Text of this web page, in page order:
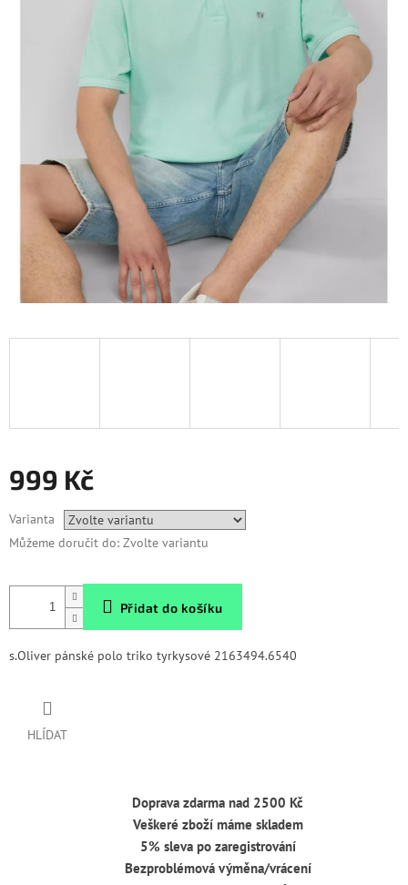
999 Kč
cena:
Varianta
Můžeme doručit do: Zvolte variantu
Přidat do košíku
s.Oliver pánské polo triko tyrkysové 2163494.6540
HLÍDAT
Doprava zdarma nad 2500 Kč
Veškeré zboží máme skladem
5% sleva po zaregistrování
Bezproblémová výměna/vrácení